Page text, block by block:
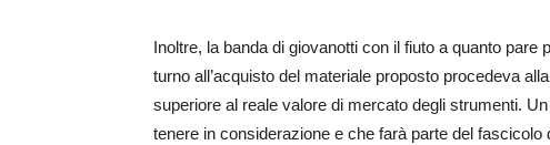
Inoltre, la banda di giovanotti con il fiuto a quanto
turno all’acquisto del materiale proposto procedeva
superiore al reale valore di mercato degli strumenti.
tenere in considerazione e che farà parte del